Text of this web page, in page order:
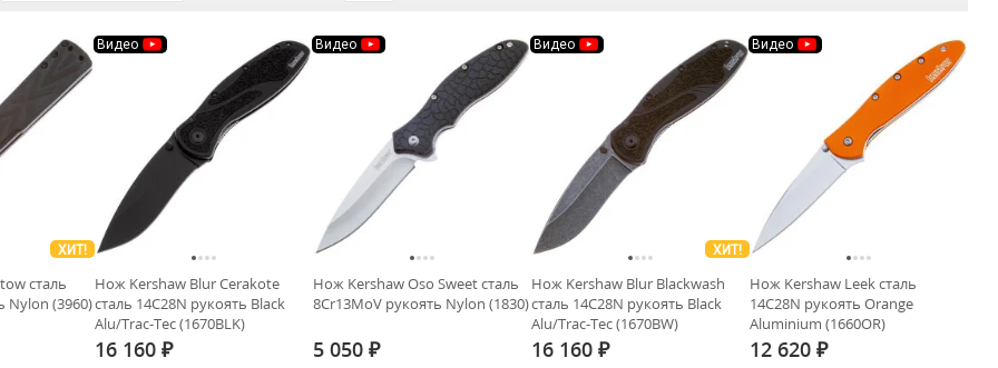
ХИТ!
сталь
Nylon (3960)
Видео
Нож Kershaw Blur Cerakote
сталь 14C28N рукоять Black
Alu/Trac-Tec (1670BLK)
16 160 ₽
Видео
Нож Kershaw Oso Sweet сталь
8Cr13MoV рукоять Nylon (1830)
5 050 ₽
Видео
ХИТ!
Нож Kershaw Blur Blackwash
сталь 14C28N рукоять Black
Alu/Trac-Tec (1670BW)
16 160 ₽
Видео
Нож Kershaw Leek сталь
14C28N рукоять Orange
Aluminium (1660OR)
12 620 ₽